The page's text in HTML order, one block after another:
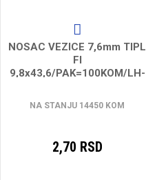
NOSAC VEZICE 7,6mm TIPL
FI
9,8x43,6/PAK=100KOM/LH-
NA STANJU 14450 KOM
2,70 RSD